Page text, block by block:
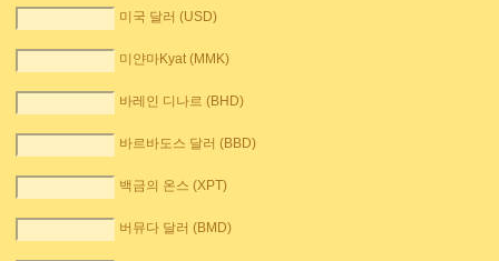
미국 달러 (USD)
미얀마Kyat (MMK)
바레인 디나르 (BHD)
바르바도스 달러 (BBD)
백금의 온스 (XPT)
버뮤다 달러 (BMD)